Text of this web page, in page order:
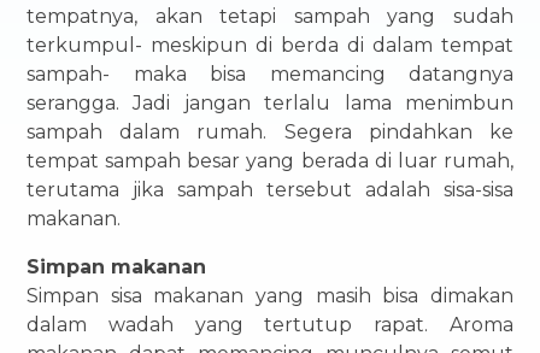
tempatnya, akan tetapi sampah yang sudah
terkumpul- meskipun di berda di dalam tempat
sampah- maka bisa memancing datangnya
serangga. Jadi jangan terlalu lama menimbun
sampah dalam rumah. Segera pindahkan ke
tempat sampah besar yang berada di luar rumah,
terutama jika sampah tersebut adalah sisa-sisa
makanan.
Simpan makanan
Simpan sisa makanan yang masih bisa dimakan
dalam wadah yang tertutup rapat. Aroma